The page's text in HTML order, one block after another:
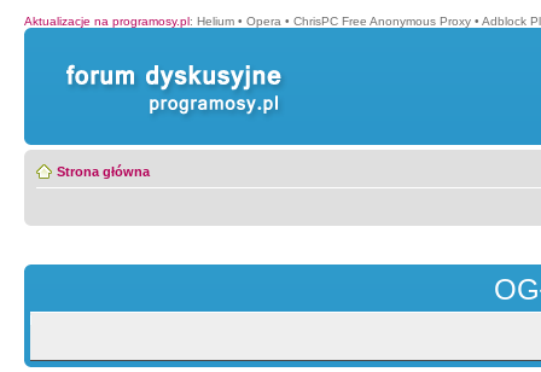
Aktualizacje na programosy.pl: Helium • Opera • ChrisPC Free Anonymous Proxy • Adblock
Strona główna